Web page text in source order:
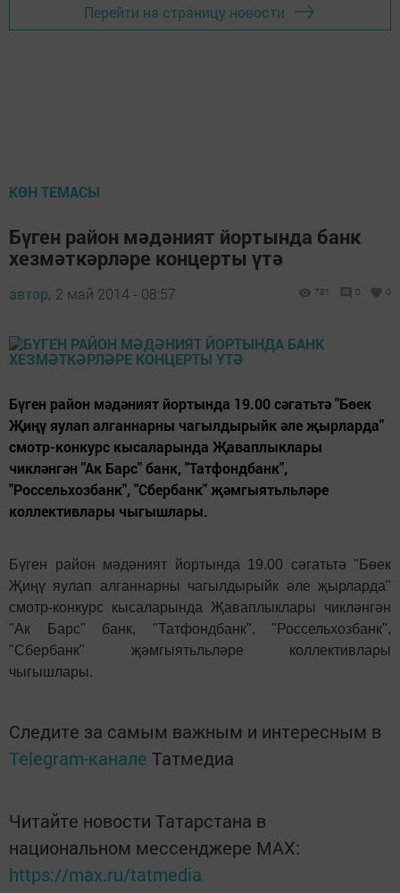
Перейти на страницу новости
КӨН ТЕМАСЫ
Бүген район мәдәният йортында банк
хезмәткәрләре концерты үтә
автор, 2 май 2014 - 08:57 781 0 0
Бүген район мәдәният йортында 19.00 сәгатьтә "Бөек
Җиңү яулап алганнарны чагылдырыйк әле җырларда"
смотр-конкурс кысаларында Җаваплыклары
чикләнгән "Ак Барс" банк, "Татфондбанк",
"Россельхозбанк", "Сбербанк" җәмгыятьльләре
коллективлары чыгышлары.
Бүген район мәдәният йортында 19.00 сәгатьтә "Бөек
Җиңү яулап алганнарны чагылдырыйк әле җырларда"
смотр-конкурс кысаларында Җаваплыклары чикләнгән
"Ак Барс" банк, "Татфондбанк", "Россельхозбанк",
"Сбербанк" җәмгыятьльләре коллективлары
чыгышлары.
Следите за самым важным и интересным в
Telegram-канале Татмедиа
Читайте новости Татарстана в
национальном мессенджере MАХ:
https://max.ru/tatmedia